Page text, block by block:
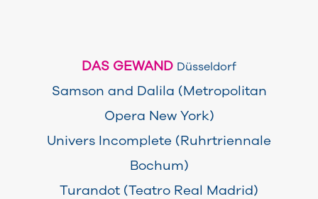
DAS GEWAND Düsseldorf
Samson and Dalila (Metropolitan
Opera New York)
Univers Incomplete (Ruhrtriennale
Bochum)
Turandot (Teatro Real Madrid)